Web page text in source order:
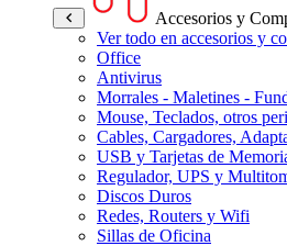
Accesorios y
Ver todo en accesorios y
Office
Antivirus
Morrales - Maletines -
Mouse, Teclados, otros
Cables, Cargadores,
USB y Tarjetas de
Regulador, UPS y
Discos Duros
Redes, Routers y Wifi
Sillas de Oficina